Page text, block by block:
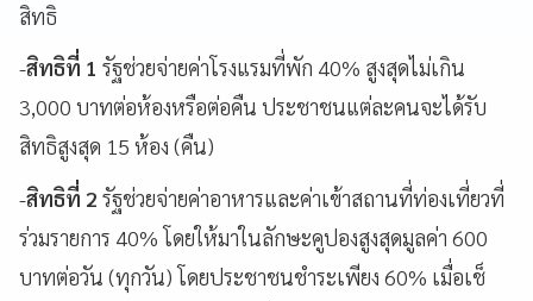
สิทธิ
-สิทธิที่ 1 รัฐช่วยจ่ายค่าโรงแรมที่พัก 40% สูงสุดไม่เกิน
3,000 บาทต่อห้องหรือต่อคืน ประชาชนแต่ละคนจะได้รับ
สิทธิสูงสุด 15 ห้อง (คืน)
-สิทธิที่ 2 รัฐช่วยจ่ายค่าอาหารและค่าเข้าสถานที่ท่องเที่ยวที่
ร่วมรายการ 40% โดยให้มาในลักษะคูปองสูงสุดมูลค่า 600
บาทต่อวัน (ทุกวัน) โดยประชาชนชำระเพียง 60% เมื่อเช็